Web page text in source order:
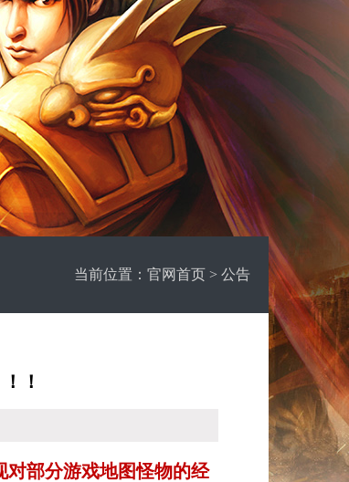
当前位置： 官网首页 > 公告
！
对部分游戏地图怪物的经